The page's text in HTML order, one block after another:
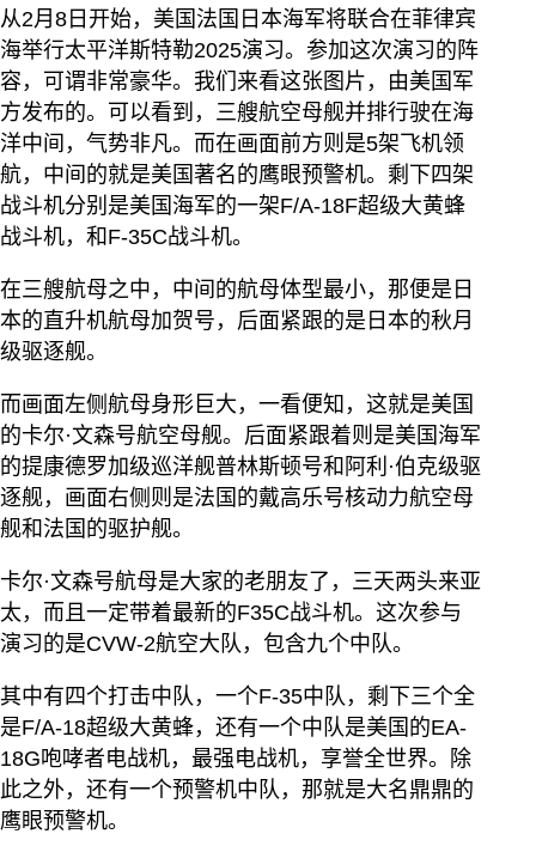
从2月8日开始，美国法国日本海军将联合在菲律宾
海举行太平洋斯特勒2025演习。参加这次演习的阵
容，可谓非常豪华。我们来看这张图片，由美国军
方发布的。可以看到，三艘航空母舰并排行驶在海
洋中间，气势非凡。而在画面前方则是5架飞机领
航，中间的就是美国著名的鹰眼预警机。剩下四架
战斗机分别是美国海军的一架F/A-18F超级大黄蜂
战斗机，和F-35C战斗机。
在三艘航母之中，中间的航母体型最小，那便是日
本的直升机航母加贺号，后面紧跟的是日本的秋月
级驱逐舰。
而画面左侧航母身形巨大，一看便知，这就是美国
的卡尔·文森号航空母舰。后面紧跟着则是美国海军
的提康德罗加级巡洋舰普林斯顿号和阿利·伯克级驱
逐舰，画面右侧则是法国的戴高乐号核动力航空母
舰和法国的驱护舰。
卡尔·文森号航母是大家的老朋友了，三天两头来亚
太，而且一定带着最新的F35C战斗机。这次参与
演习的是CVW-2航空大队，包含九个中队。
其中有四个打击中队，一个F-35中队，剩下三个全
是F/A-18超级大黄蜂，还有一个中队是美国的EA-
18G咆哮者电战机，最强电战机，享誉全世界。除
此之外，还有一个预警机中队，那就是大名鼎鼎的
鹰眼预警机。